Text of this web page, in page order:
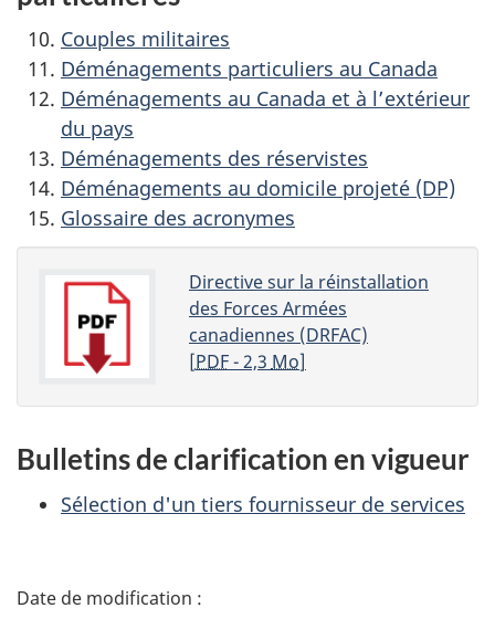
Couples militaires
Déménagements particuliers au Canada
Déménagements au Canada et à l’extérieur
du pays
Déménagements des réservistes
Déménagements au domicile projeté (DP)
Glossaire des acronymes
Directive sur la réinstallation
des Forces Armées
canadiennes (DRFAC)
[PDF- 2,3 Mo]
Bulletins de clarification en vigueur
Sélection d'un tiers fournisseur de services
D